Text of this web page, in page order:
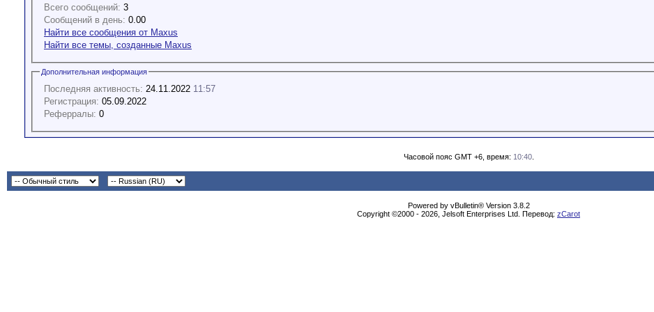
Всего сообщений: 3
Сообщений в день: 0.00
Найти все сообщения от Maxus
Найти все темы, созданные Maxus
Дополнительная информация
Последняя активность: 24.11.2022 11:57
Регистрация: 05.09.2022
Реферралы: 0
Часовой пояс GMT +6, время: 10:40.
Powered by vBulletin® Version 3.8.2
Copyright ©2000 - 2026, Jelsoft Enterprises Ltd. Перевод: zCarot